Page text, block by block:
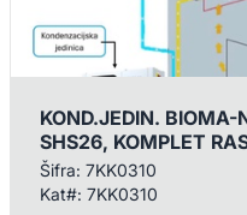
KOND.JEDIN.
SHS26, KOMPLET
Šifra: 7KK0310
Kat#: 7KK0310